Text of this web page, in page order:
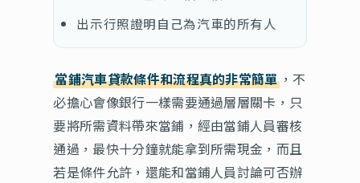
出示行照證明自己為汽車的所有人
當鋪汽車貸款條件和流程真的非常簡單，不
必擔心會像銀行一樣需要通過層層關卡，只
要將所需資料帶來當鋪，經由當鋪人員審核
通過，最快十分鐘就能拿到所需現金，而且
若是條件允許，還能和當鋪人員討論可否辦